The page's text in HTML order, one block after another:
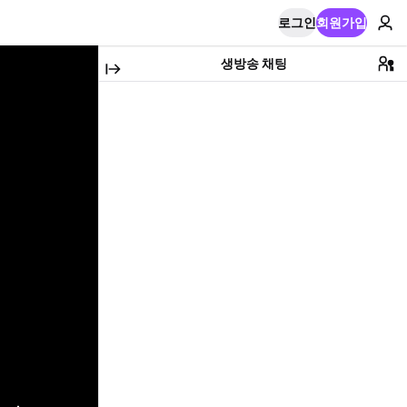
로그인회원가입
생방송 채팅